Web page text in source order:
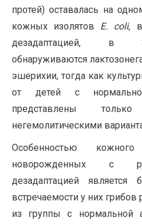
протей) оставалась на
кожных изолятов E. coli,
дезадаптацией, в
обнаруживаются
эшерихии, тогда как
от детей с
представлены только
негемолитическими
Особенностью
новорожденных с
дезадаптацией является
встречаемости у них грибов
из группы с нормальной